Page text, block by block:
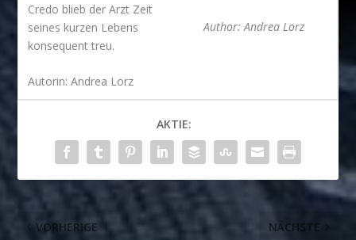
Credo blieb der Arzt Zeit
seines kurzen Lebens
konsequent treu.
Autorin: Andrea Lorz
Author: Andrea Lorz
AKTIE:
VORHERIGE NÄCHSTE